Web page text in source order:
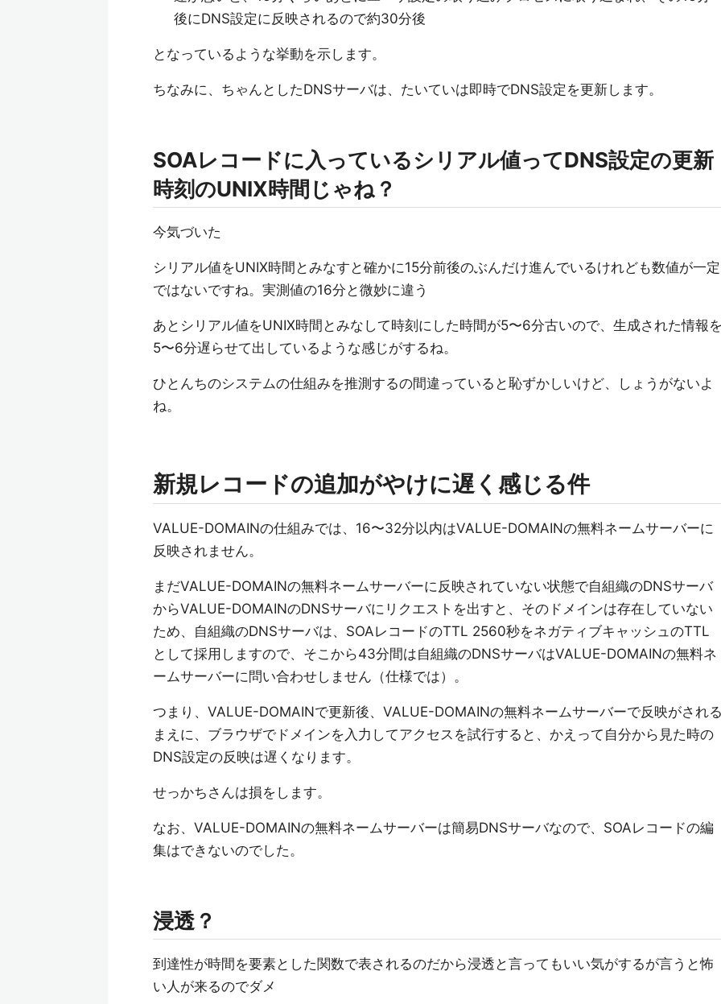
後にDNS設定に反映されるので約30分後
となっているような挙動を示します。
ちなみに、ちゃんとしたDNSサーバは、たいていは即時でDNS設定を更新します。
SOAレコードに入っているシリアル値ってDNS設定の更新
時刻のUNIX時間じゃね？
今気づいた
シリアル値をUNIX時間とみなすと確かに15分前後のぶんだけ進んでいるけれども数値が一定
ではないですね。実測値の16分と微妙に違う
あとシリアル値をUNIX時間とみなして時刻にした時間が5〜6分古いので、生成された情報
5〜6分遅らせて出しているような感じがするね。
ひとんちのシステムの仕組みを推測するの間違っていると恥ずかしいけど、しょうがないよ
ね。
新規レコードの追加がやけに遅く感じる件
VALUE-DOMAINの仕組みでは、16〜32分以内はVALUE-DOMAINの無料ネームサーバーに
反映されません。
まだVALUE-DOMAINの無料ネームサーバーに反映されていない状態で自組織のDNSサーバ
からVALUE-DOMAINのDNSサーバにリクエストを出すと、そのドメインは存在していない
ため、自組織のDNSサーバは、SOAレコードのTTL 2560秒をネガティブキャッシュのTTL
として採用しますので、そこから43分間は自組織のDNSサーバはVALUE-DOMAINの無料ネ
ームサーバーに問い合わせしません（仕様では）。
つまり、VALUE-DOMAINで更新後、VALUE-DOMAINの無料ネームサーバーで反映がされ
まえに、ブラウザでドメインを入力してアクセスを試行すると、かえって自分から見た時の
DNS設定の反映は遅くなります。
せっかちさんは損をします。
なお、VALUE-DOMAINの無料ネームサーバーは簡易DNSサーバなので、SOAレコードの編
集はできないのでした。
浸透？
到達性が時間を要素とした関数で表されるのだから浸透と言ってもいい気がするが言うと怖
い人が来るのでダメ